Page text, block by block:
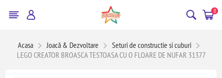
0
Acasa Joacă & Dezvoltare
Seturi de constructie si cuburi
LEGO CREATOR BROASCA TESTOASA CU O FLOARE DE NUFAR 31377